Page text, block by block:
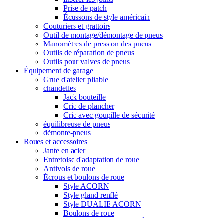
Prise de patch
Écussons de style américain
Couturiers et grattoirs
Outil de montage/démontage de pneus
Manomètres de pression des pneus
Outils de réparation de pneus
Outils pour valves de pneus
Équipement de garage
Grue d'atelier pliable
chandelles
Jack bouteille
Cric de plancher
Cric avec goupille de sécurité
équilibreuse de pneus
démonte-pneus
Roues et accessoires
Jante en acier
Entretoise d'adaptation de roue
Antivols de roue
Écrous et boulons de roue
Style ACORN
Style gland renflé
Style DUALIE ACORN
Boulons de roue